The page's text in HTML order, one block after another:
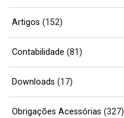
Artigos (152)
Contabilidade (81)
Downloads (17)
Obrigações Acessórias (327)